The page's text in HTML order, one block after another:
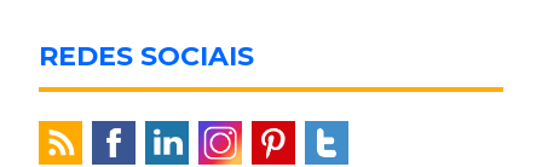
REDES SOCIAIS